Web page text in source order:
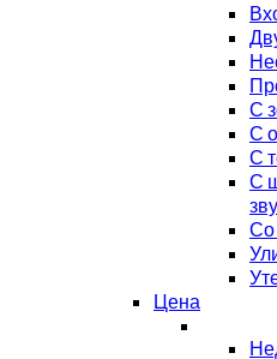
С
С
С
С
Со
Цена